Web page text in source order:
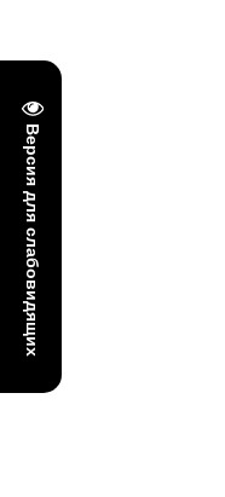
Версия для слабовидящих